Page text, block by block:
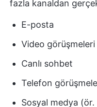
fazla kanaldan
E-posta
Video görüşmeleri
Canlı sohbet
Telefon
Sosyal medya